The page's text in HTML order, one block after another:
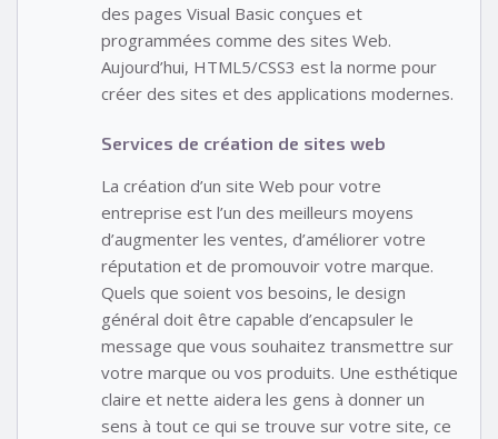
des pages Visual Basic conçues et
programmées comme des sites Web.
Aujourd’hui, HTML5/CSS3 est la norme pour
créer des sites et des applications modernes.
Services de création de sites web
La création d’un site Web pour votre
entreprise est l’un des meilleurs moyens
d’augmenter les ventes, d’améliorer votre
réputation et de promouvoir votre marque.
Quels que soient vos besoins, le design
général doit être capable d’encapsuler le
message que vous souhaitez transmettre sur
votre marque ou vos produits. Une esthétique
claire et nette aidera les gens à donner un
sens à tout ce qui se trouve sur votre site, ce